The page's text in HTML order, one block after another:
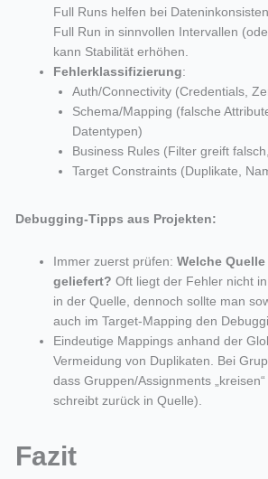
Full Runs helfen bei
Full Run in sinnvollen Intervallen
kann Stabilität erhöhen.
Fehlerklassifizierung:
Auth/Connectivity (Credentials,
Schema/Mapping (falsche
Datentypen)
Business Rules (Filter greift
Target Constraints (Duplikate,
Debugging-Tipps aus Projekten:
Immer zuerst prüfen: Welche
geliefert? Oft liegt der Fehler nicht
in der Quelle, dennoch sollte man
auch im Target-Mapping den
Eindeutige Mappings anhand der
Vermeidung von Duplikaten. Bei
dass Gruppen/Assignments
schreibt zurück in Quelle).
Fazit